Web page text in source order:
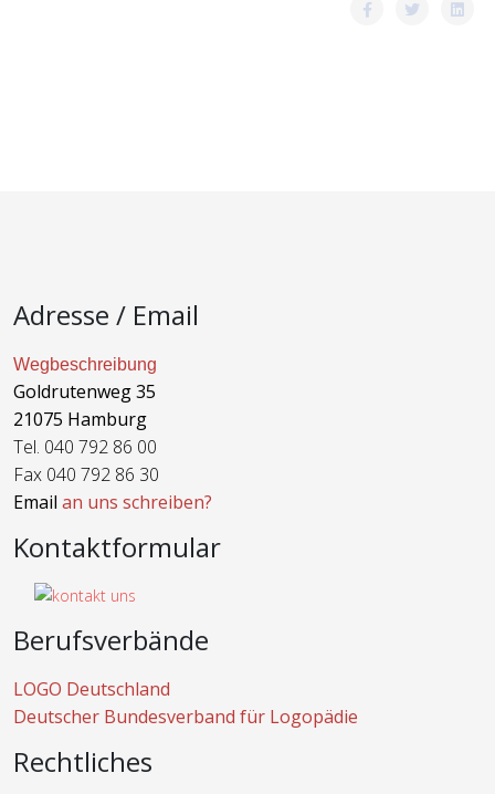
Adresse / Email
Wegbeschreibung
Goldrutenweg 35
21075 Hamburg
Tel. 040 792 86 00
Fax 040 792 86 30
Email an uns schreiben?
Kontaktformular
Berufsverbände
LOGO Deutschland
Deutscher Bundesverband für Logopädie
Rechtliches